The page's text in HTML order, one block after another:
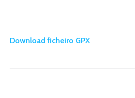
Download ficheiro GPX